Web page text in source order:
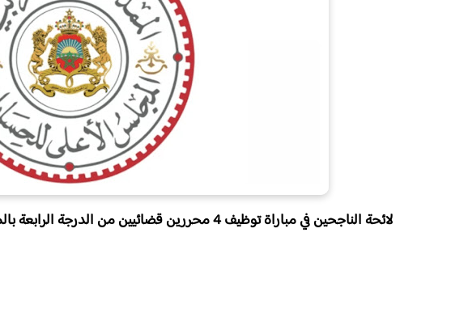
لائحة الناجحين في مباراة توظيف 4 محررين قضائيين من الدرجة الرابعة بالمجلس الأعلى للحسابات 2026